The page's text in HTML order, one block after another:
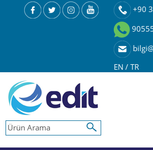
+90
EN / TR